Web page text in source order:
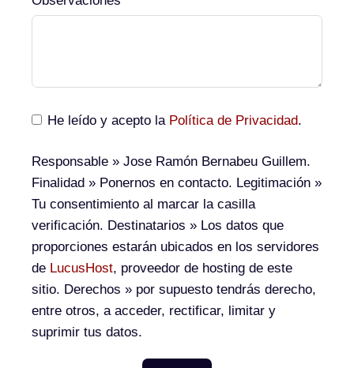
He leído y acepto la Política de Privacidad.
Responsable » Jose Ramón Bernabeu Guillem.
Finalidad » Ponernos en contacto. Legitimación »
Tu consentimiento al marcar la casilla
verificación. Destinatarios » Los datos que
proporciones estarán ubicados en los servidores
de LucusHost, proveedor de hosting de este
sitio. Derechos » por supuesto tendrás derecho,
entre otros, a acceder, rectificar, limitar y
suprimir tus datos.